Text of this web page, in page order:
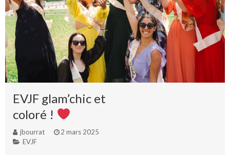
EVJF glam’chic et
coloré !
jbourrat
2 mars 2025
EVJF